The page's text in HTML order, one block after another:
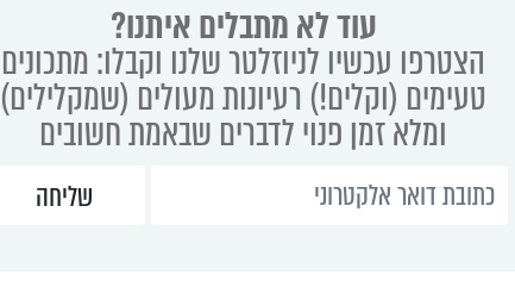
עוד לא מתבלים איתנו?
הצטרפו עכשיו לניוזלטר שלנו וקבלו: מתכונים
טעימים (וקלים!) רעיונות מעולים (שמקלילים)
ומלא זמן פנוי לדברים שבאמת חשובים